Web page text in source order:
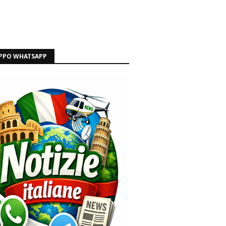
WHATSAPP